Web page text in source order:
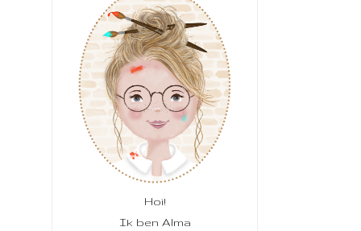
Hoi!
Ik ben Alma